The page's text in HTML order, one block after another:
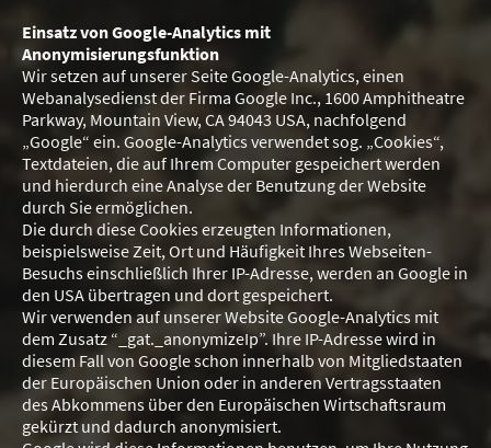
Einsatz von Google-Analytics mit
Anonymisierungsfunktion
Wir setzen auf unserer Seite Google-Analytics, einen
Webanalysedienst der Firma Google Inc., 1600 Amphitheatre
Parkway, Mountain View, CA 94043 USA, nachfolgend
„Google“ ein. Google-Analytics verwendet sog. „Cookies“,
Textdateien, die auf Ihrem Computer gespeichert werden
und hierdurch eine Analyse der Benutzung der Website
durch Sie ermöglichen.
Die durch diese Cookies erzeugten Informationen,
beispielsweise Zeit, Ort und Häufigkeit Ihres Webseiten-
Besuchs einschließlich Ihrer IP-Adresse, werden an Google in
den USA übertragen und dort gespeichert.
Wir verwenden auf unserer Website Google-Analytics mit
dem Zusatz “_gat._anonymizeIp”. Ihre IP-Adresse wird in
diesem Fall von Google schon innerhalb von Mitgliedstaaten
der Europäischen Union oder in anderen Vertragsstaaten
des Abkommens über den Europäischen Wirtschaftsraum
gekürzt und dadurch anonymisiert.